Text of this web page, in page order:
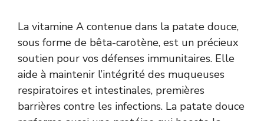
La vitamine A contenue dans la patate douce,
sous forme de bêta-carotène, est un précieux
soutien pour vos défenses immunitaires. Elle
aide à maintenir l’intégrité des muqueuses
respiratoires et intestinales, premières
barrières contre les infections. La patate douce